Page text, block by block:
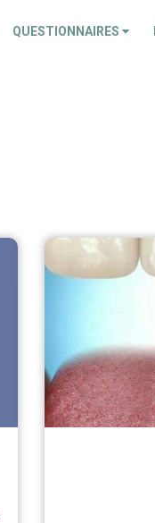
QUESTIONNAIRES